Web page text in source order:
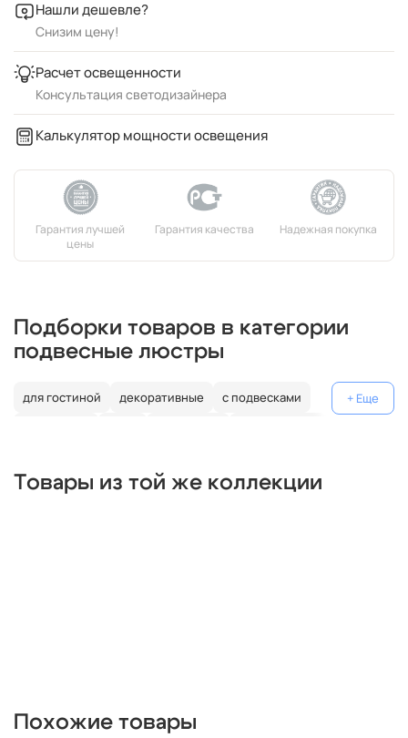
Нашли дешевле?
Снизим цену!
Расчет освещенности
Консультация светодизайнера
Калькулятор мощности освещения
Подборки товаров в категории
подвесные люстры
для гостиной декоративные
с подвесками
деревянные
черные модерн
дизайнерские
Товары из той же коллекции
Похожие товары